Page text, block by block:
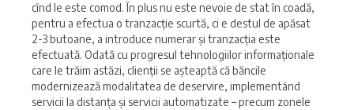
cînd le este comod. În plus nu este nevoie de stat în coadă,
pentru a efectua o tranzacție scurtă, ci e destul de apăsat
2-3 butoane, a introduce numerar și tranzacția este
efectuată. Odată cu progresul tehnologiilor informaționale
care le trăim astăzi, clienții se așteaptă că băncile
modernizează modalitatea de deservire, implementând
servicii la distanța și servicii automatizate – precum zonele